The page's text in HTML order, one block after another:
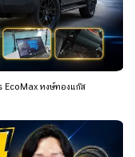
หงษ์ทองแก๊ส